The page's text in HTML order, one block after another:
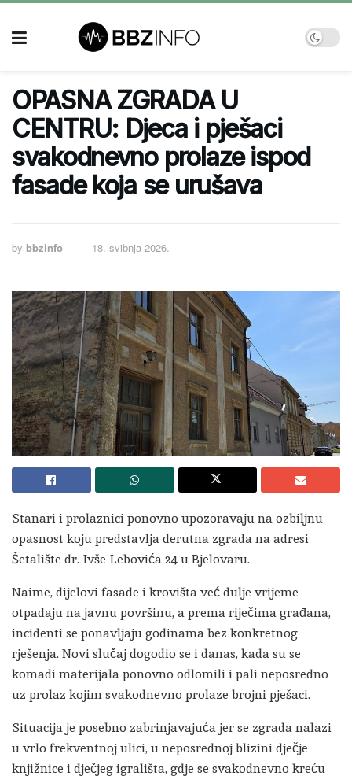
OPASNA ZGRADA U
CENTRU: Djeca i pješaci
svakodnevno prolaze ispod
fasade koja se urušava
by bbzinfo 18. svibnja 2026.
Stanari i prolaznici ponovno upozoravaju na ozbiljnu
opasnost koju predstavlja derutna zgrada na adresi
Šetalište dr. Ivše Lebovića 24 u Bjelovaru.
Naime, dijelovi fasade i krovišta već dulje vrijeme
otpadaju na javnu površinu, a prema riječima građana,
incidenti se ponavljaju godinama bez konkretnog
rješenja. Novi slučaj dogodio se i danas, kada su se
komadi materijala ponovno odlomili i pali neposredno
uz prolaz kojim svakodnevno prolaze brojni pješaci.
Situacija je posebno zabrinjavajuća jer se zgrada nalazi
u vrlo frekventnoj ulici, u neposrednoj blizini dječje
knjižnice i dječjeg igrališta, gdje se svakodnevno kreću